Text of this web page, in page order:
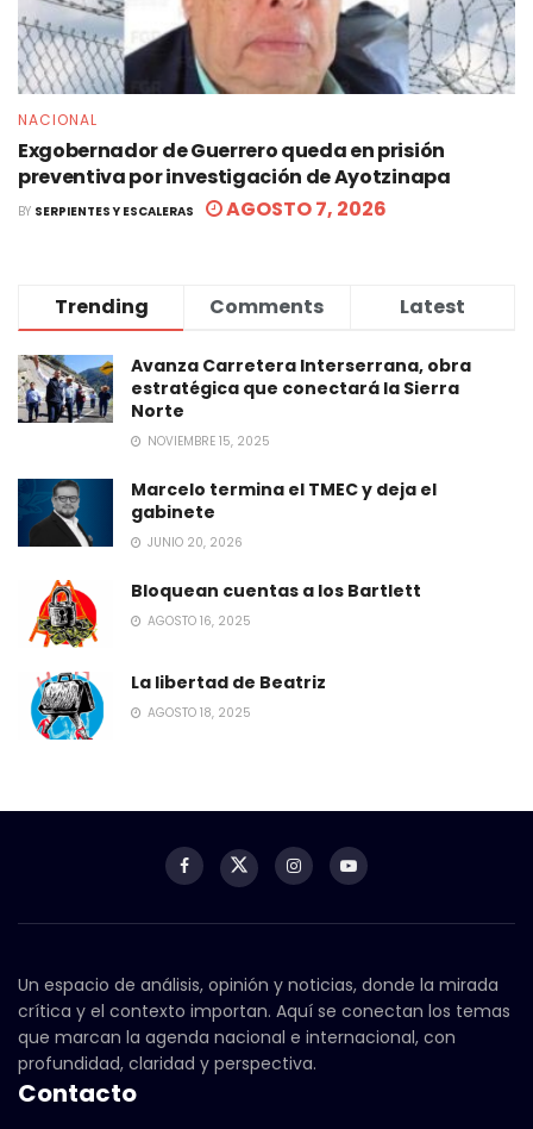
NACIONAL
Exgobernador de Guerrero queda en prisión
preventiva por investigación de Ayotzinapa
BY SERPIENTES Y ESCALERAS AGOSTO 7, 2026
Trending Comments Latest
Avanza Carretera Interserrana, obra
estratégica que conectará la Sierra
Norte
NOVIEMBRE 15, 2025
Marcelo termina el TMEC y deja el
gabinete
JUNIO 20, 2026
Bloquean cuentas a los Bartlett
AGOSTO 16, 2025
La libertad de Beatriz
AGOSTO 18, 2025
Un espacio de análisis, opinión y noticias, donde la mirada
crítica y el contexto importan. Aquí se conectan los temas
que marcan la agenda nacional e internacional, con
profundidad, claridad y perspectiva.
Contacto